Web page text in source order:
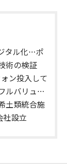
タル化…ポ
術の検証
ン投入して
ルバリュー
土類統合施
社設立